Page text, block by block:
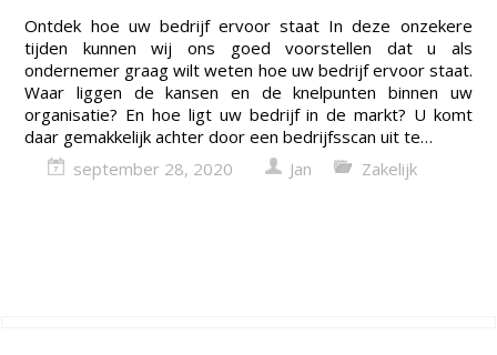
Ontdek hoe uw bedrijf ervoor staat In deze onzekere
tijden kunnen wij ons goed voorstellen dat u als
ondernemer graag wilt weten hoe uw bedrijf ervoor staat.
Waar liggen de kansen en de knelpunten binnen uw
organisatie? En hoe ligt uw bedrijf in de markt? U komt
daar gemakkelijk achter door een bedrijfsscan uit te…
september 28, 2020
Jan Zakelijk